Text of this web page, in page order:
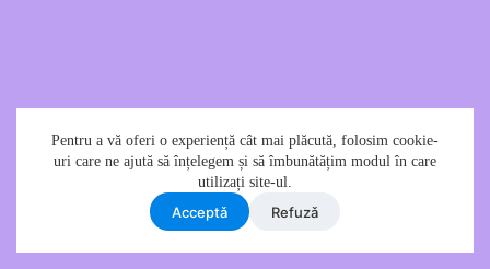
Pentru a vă oferi o experiență cât mai plăcută, folosim cookie-
uri care ne ajută să înțelegem și să îmbunătățim modul în care
utilizați site-ul.
Acceptǎ Refuzǎ